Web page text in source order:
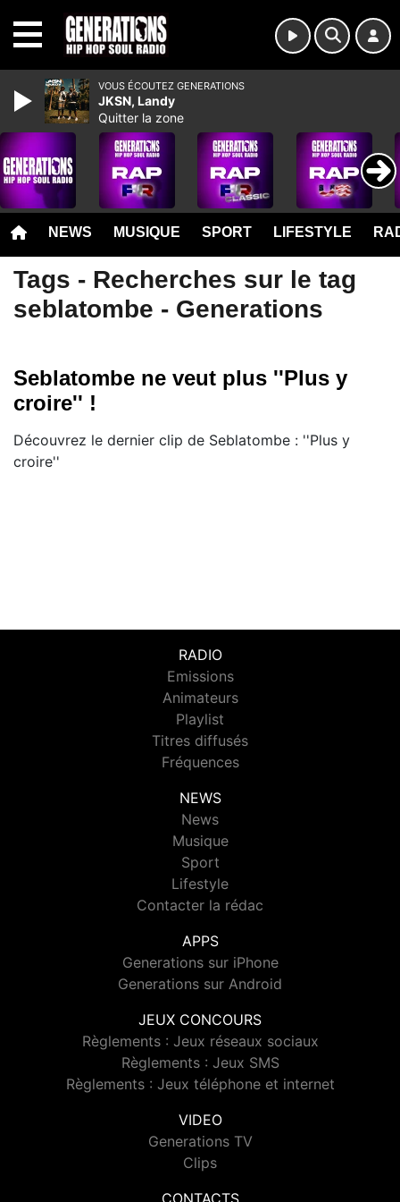
NEWS MUSIQUE SPORT LIFESTYLE
Tags - Recherches sur le tag
seblatombe - Generations
Seblatombe ne veut plus ''Plus y
croire'' !
Découvrez le dernier clip de Seblatombe : ''Plus y
croire''
RADIO
Emissions
Animateurs
Playlist
Titres diffusés
Fréquences
NEWS
News
Musique
Sport
Lifestyle
Contacter la rédac
APPS
Generations sur iPhone
Generations sur Android
JEUX CONCOURS
Règlements : Jeux réseaux sociaux
Règlements : Jeux SMS
Règlements : Jeux téléphone et internet
VIDEO
Generations TV
Clips
VOUS ÉCOUTEZ GENERATIONS
JKSN, Landy
Quitter la zone